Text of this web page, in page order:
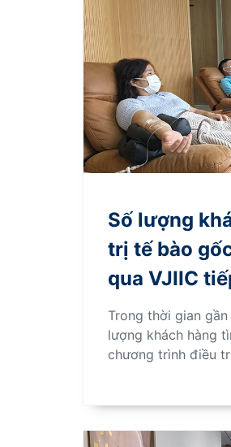
Số lượng
trị tế bào
qua VJIIC
Trong thời gian
lượng khách hàng
chương trình điều